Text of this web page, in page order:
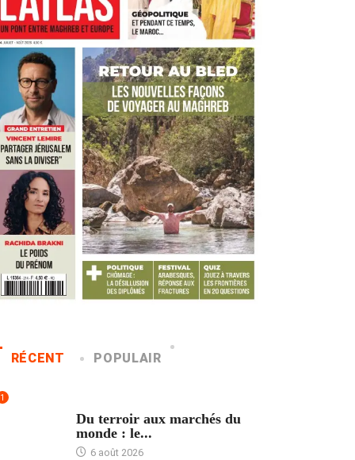
RÉCENT POPULAIR
1
Du terroir aux marchés du
monde : le...
6 août 2026